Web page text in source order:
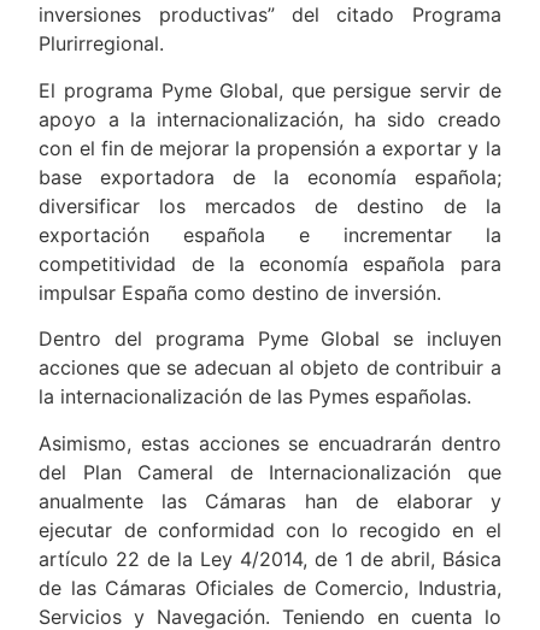
inversiones productivas” del citado Programa
Plurirregional.
El programa Pyme Global, que persigue servir de
apoyo a la internacionalización, ha sido creado
con el fin de mejorar la propensión a exportar y la
base exportadora de la economía española;
diversificar los mercados de destino de la
exportación española e incrementar la
competitividad de la economía española para
impulsar España como destino de inversión.
Dentro del programa Pyme Global se incluyen
acciones que se adecuan al objeto de contribuir a
la internacionalización de las Pymes españolas.
Asimismo, estas acciones se encuadrarán dentro
del Plan Cameral de Internacionalización que
anualmente las Cámaras han de elaborar y
ejecutar de conformidad con lo recogido en el
artículo 22 de la Ley 4/2014, de 1 de abril, Básica
de las Cámaras Oficiales de Comercio, Industria,
Servicios y Navegación. Teniendo en cuenta lo